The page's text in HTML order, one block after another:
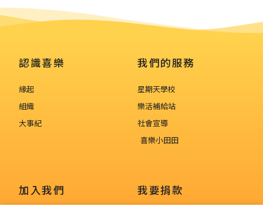
認識喜樂
緣起
組織
大事紀
我們的服務
星期天學校
樂活補給站
社會宣導
喜樂小田田
加入我們 我要捐款